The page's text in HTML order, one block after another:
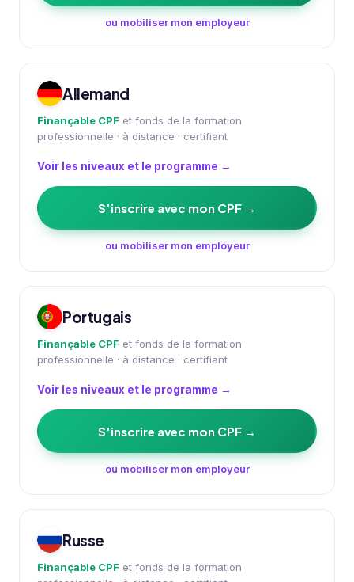
ou mobiliser mon employeur
Allemand
Finançable CPF et fonds de la formation
professionnelle · à distance · certifiant
Voir les niveaux et le programme →
S'inscrire avec mon CPF →
ou mobiliser mon employeur
Portugais
Finançable CPF et fonds de la formation
professionnelle · à distance · certifiant
Voir les niveaux et le programme →
S'inscrire avec mon CPF →
ou mobiliser mon employeur
Russe
Finançable CPF et fonds de la formation